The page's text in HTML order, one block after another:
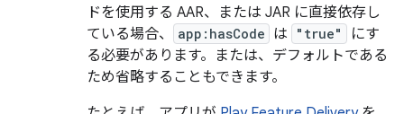
ドを使用する AAR、または JAR に直接依存し
ている場合、
app:hasCode は "true"
にす
る必要があります。または、デフォルトである
ため省略することもできます。